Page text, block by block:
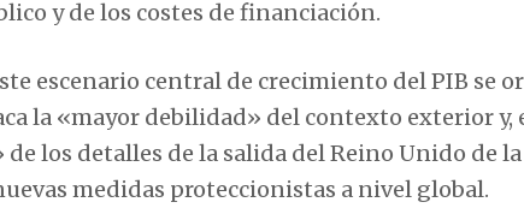
y de los costes de financiación.
escenario central de crecimiento del PIB se
la «mayor debilidad» del contexto exterior y,
los detalles de la salida del Reino Unido de la
medidas proteccionistas a nivel global.